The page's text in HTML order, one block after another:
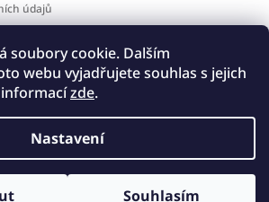
soubory cookie. Dalším
webu vyjadřujete souhlas s jejich
informacízde.
Nastavení
Souhlasím
údajů
produktů
Tresčí játra ve vlastním oleji 115g (12ks) - NEKTON
produktu je 5 z 5 hvězdiček.